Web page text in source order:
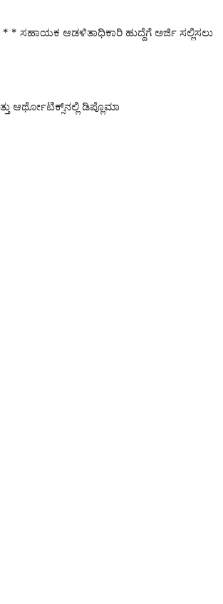
* * ಸಹಾಯಕ ಆಡಳಿತಾಧಿಕಾರಿ ಹುದ್ದೆಗೆ ಅರ್ಜಿ ಸಲ್ಲಿಸಲು
ಆರ್ಥೋಟಿಕ್ಸ್‌ನಲ್ಲಿ ಡಿಪ್ಲೊಮಾ